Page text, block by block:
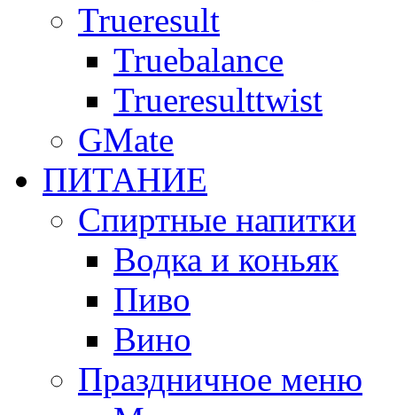
Trueresult
Truebalance
Trueresulttwist
GMate
ПИТАНИЕ
Спиртные напитки
Водка и коньяк
Пиво
Вино
Праздничное меню